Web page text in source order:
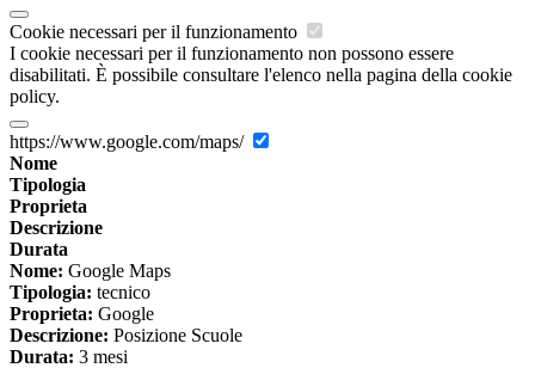
Cookie necessari per il funzionamento
I cookie necessari per il funzionamento non possono essere
disabilitati. È possibile consultare l'elenco nella pagina della cookie
policy.
https://www.google.com/maps/
Nome
Tipologia
Proprieta
Descrizione
Durata
Nome: Google Maps
Tipologia: tecnico
Proprieta: Google
Descrizione: Posizione Scuole
Durata: 3 mesi